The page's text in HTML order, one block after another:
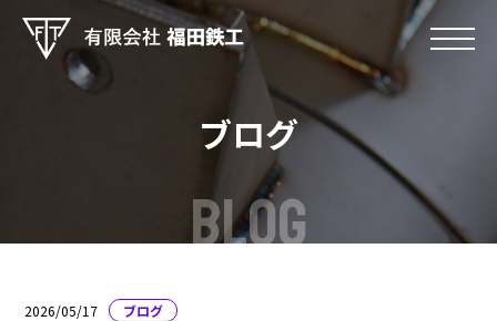
ブログ
BLOG
2026/05/17 ブログ